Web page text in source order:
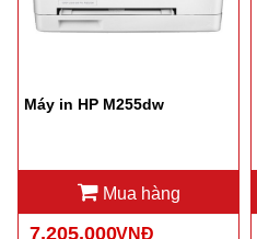
Máy in HP M255dw
Mua hàng
7,205,000VNĐ